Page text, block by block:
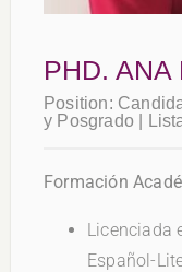
PHD. ANA
Position:
y Posgrado |
Formación
Licenciada
Español-